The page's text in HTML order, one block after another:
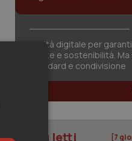
Sanità digitale per
salute e sostenibilità.
standard e condivisione
I più letti [7